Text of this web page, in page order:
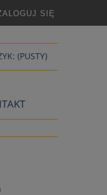
SIĘ
(PUSTY)